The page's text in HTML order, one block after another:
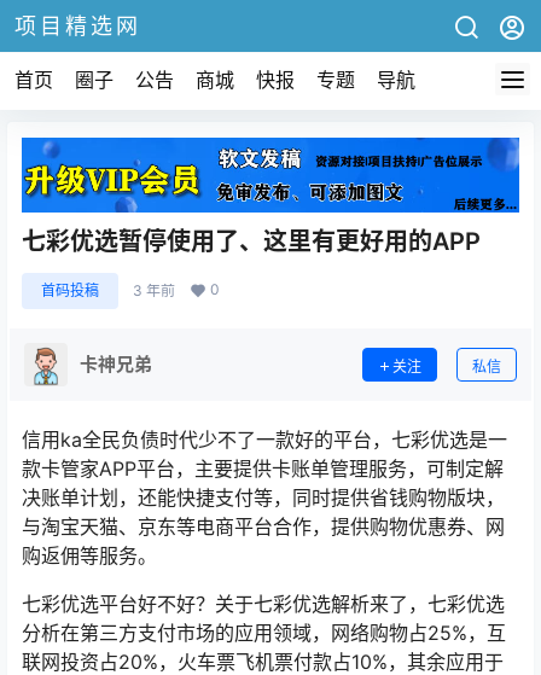
项目精选网
首页 圈子 公告 商城 快报 专题 导航
七彩优选暂停使用了、这里有更好用的APP
首码投稿 3 年前 0
卡神兄弟 关注 私信
信用ka全民负债时代少不了一款好的平台，七彩优选是一
款卡管家APP平台，主要提供卡账单管理服务，可制定解
决账单计划，还能快捷支付等，同时提供省钱购物版块，
与淘宝天猫、京东等电商平台合作，提供购物优惠券、网
购返佣等服务。
七彩优选平台好不好？关于七彩优选解析来了，七彩优选
分析在第三方支付市场的应用领域，网络购物占25%，互
联网投资占20%，火车票飞机票付款占10%，其余应用于